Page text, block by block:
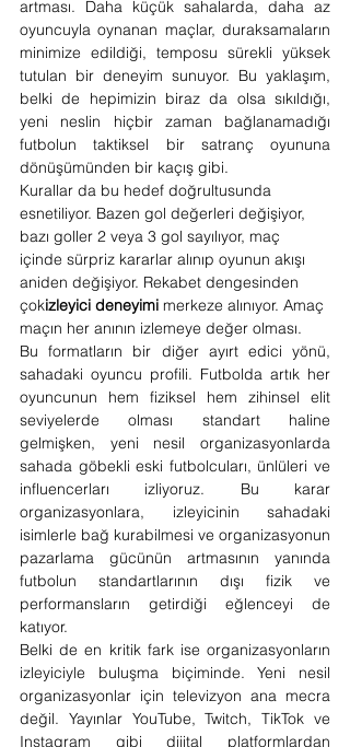
artması. Daha küçük sahalarda, daha az
oyuncuyla oynanan maçlar, duraksamaların
minimize edildiği, temposu sürekli yüksek
tutulan bir deneyim sunuyor. Bu yaklaşım,
belki de hepimizin biraz da olsa sıkıldığı,
yeni neslin hiçbir zaman bağlanamadığı
futbolun taktiksel bir satranç oyununa
dönüşümünden bir kaçış gibi.
Kurallar da bu hedef doğrultusunda
esnetiliyor. Bazen gol değerleri değişiyor,
bazı goller 2 veya 3 gol sayılıyor, maç
içinde sürpriz kararlar alınıp oyunun akışı
aniden değişiyor. Rekabet dengesinden
çokizleyici deneyimi merkeze alınıyor. Amaç
maçın her anının izlemeye değer olması.
Bu formatların bir diğer ayırt edici yönü,
sahadaki oyuncu profili. Futbolda artık her
oyuncunun hem fiziksel hem zihinsel elit
seviyelerde olması standart haline
gelmişken, yeni nesil organizasyonlarda
sahada göbekli eski futbolcuları, ünlüleri ve
influencerları izliyoruz. Bu karar
organizasyonlara, izleyicinin sahadaki
isimlerle bağ kurabilmesi ve organizasyonun
pazarlama gücünün artmasının yanında
futbolun standartlarının dışı fizik ve
performansların getirdiği eğlenceyi de
katıyor.
Belki de en kritik fark ise organizasyonların
izleyiciyle buluşma biçiminde. Yeni nesil
organizasyonlar için televizyon ana mecra
değil. Yayınlar YouTube, Twitch, TikTok ve
Instagram gibi dijital platformlardan